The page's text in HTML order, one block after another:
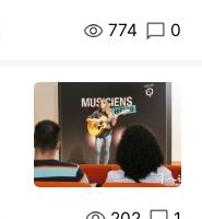
774 0